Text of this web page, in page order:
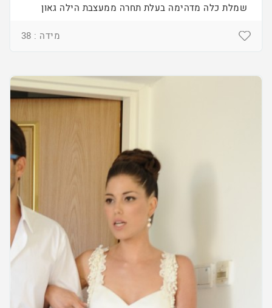
שמלת כלה מדהימה בעלת תחרה ממעצבת הילה גאון
מידה : 38